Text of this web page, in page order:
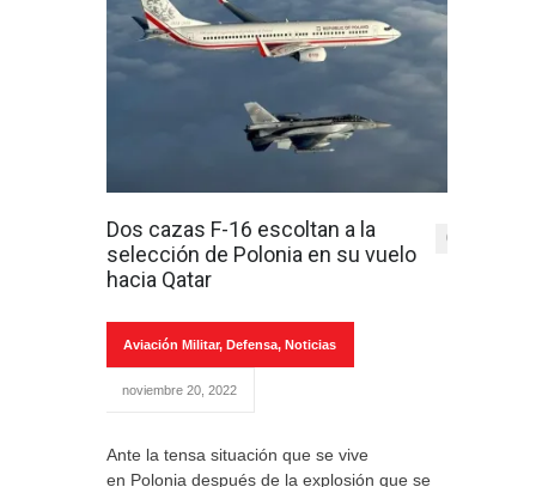
Dos cazas F-16 escoltan a la
selección de Polonia en su vuelo
hacia Qatar
0
Aviación Militar, Defensa, Noticias
noviembre 20, 2022
Ante la tensa situación que se vive
en Polonia después de la explosión que se